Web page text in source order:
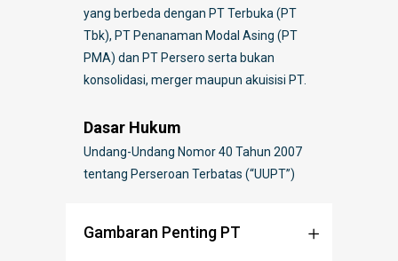
yang berbeda dengan PT Terbuka (PT
Tbk), PT Penanaman Modal Asing (PT
PMA) dan PT Persero serta bukan
konsolidasi, merger maupun akuisisi PT.
Dasar Hukum
Undang-Undang Nomor 40 Tahun 2007
tentang Perseroan Terbatas (“UUPT”)
Gambaran Penting PT